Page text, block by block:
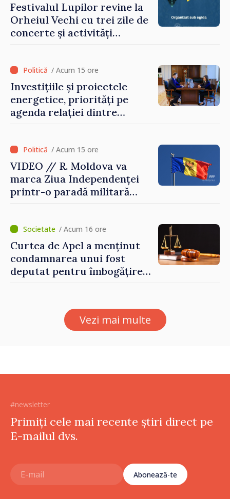
Festivalul Lupilor revine la
Orheiul Vechi cu trei zile de
concerte și activități
/ Acum 15 ore
Investițiile și proiectele
energetice, priorități pe
agenda relației dintre
/ Acum 15 ore
VIDEO // R. Moldova va
marca Ziua Independenței
printr-o paradă militară
eforturile pentru
consolidarea capacităților
de apărare”
/ Acum 16 ore
Curtea de Apel a menținut
condamnarea unui fost
deputat pentru îmbogățire
Vezi mai multe
#newsletter
Primiți cele mai recente știri direct pe
E-mailul dvs.
Abonează-te